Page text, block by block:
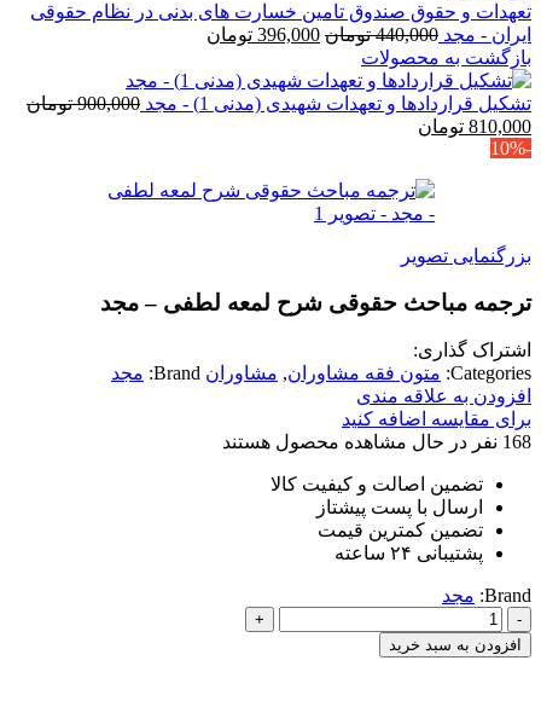
تعهدات و حقوق صندوق تامین خسارت های بدنی در نظام حقوقی
ایران - مجد 440,000 تومان قیمت
440,000 تومان
بود.
396,000 تومان
396,000 تومان
است.
بازگشت به محصولات
تشکیل قراردادها و تعهدات شهیدی (مدنی 1) - مجد 900,000 تومان
قیمت
اصلی
810,000 تومان
است.
-10%
بزرگنمایی تصویر
ترجمه مباحث حقوقی شرح لمعه لطفی – مجد
اشتراک گذاری:
Categories: متون فقه مشاوران, مشاوران Brand: مجد
افزودن به علاقه مندی
برای مقایسه اضافه کنید
168 نفر در حال مشاهده محصول هستند
تضمین اصالت و کیفیت کالا
ارسال با پست پیشتاز
تضمین کمترین قیمت
پشتیبانی ۲۴ ساعته
Brand: مجد
ترجمه
مباحث
حقوقی
افزودن به سبد خرید